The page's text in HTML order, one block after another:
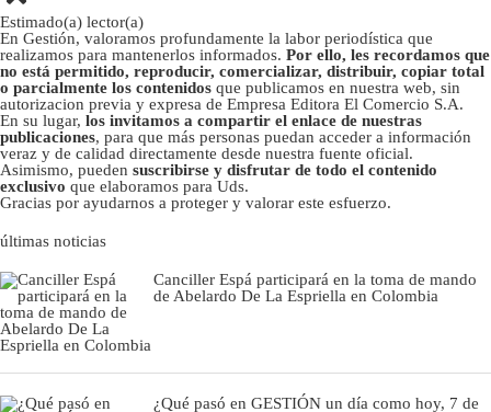
Estimado(a) lector(a)
En Gestión, valoramos profundamente la labor periodística que
realizamos para mantenerlos informados. Por ello, les recordamos que
no está permitido, reproducir, comercializar, distribuir, copiar total
o parcialmente los contenidos que publicamos en nuestra web, sin
autorizacion previa y expresa de Empresa Editora El Comercio S.A.
En su lugar, los invitamos a compartir el enlace de nuestras
publicaciones, para que más personas puedan acceder a información
veraz y de calidad directamente desde nuestra fuente oficial.
Asimismo, pueden suscribirse y disfrutar de todo el contenido
exclusivo que elaboramos para Uds.
Gracias por ayudarnos a proteger y valorar este esfuerzo.
últimas noticias
Canciller Espá participará en la toma de mando
de Abelardo De La Espriella en Colombia
¿Qué pasó en GESTIÓN un día como hoy, 7 de